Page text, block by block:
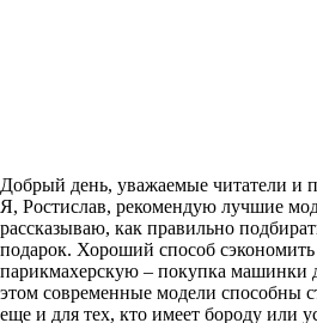
Добрый день, уважаемые читатели и
Я, Ростислав, рекомендую лучшие
рассказываю, как правильно
подарок. Хороший способ сэкономить
парикмахерскую – покупка машинки
этом современные модели способны
еще и для тех, кто имеет бороду или